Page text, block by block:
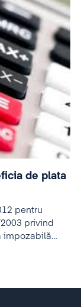
de plata
pentru
privind
impozabilă
2011 – 30
încasare